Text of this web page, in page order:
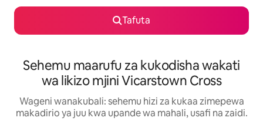
Tafuta
Sehemu maarufu za kukodisha wakati
wa likizo mjini Vicarstown Cross
Wageni wanakubali: sehemu hizi za kukaa zimepewa
makadirio ya juu kwa upande wa mahali, usafi na zaidi.